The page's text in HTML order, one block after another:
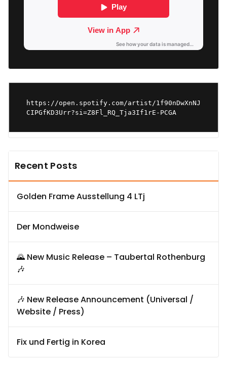
https://open.spotify.com/artist/1f90nDwXnNJ
CIPGfKD3Urr?si=Z8Fl_RQ_Tja3If1rE-PCGA
Recent Posts
Golden Frame Ausstellung 4 LTj
Der Mondweise
🌄 New Music Release – Taubertal Rothenburg
🎶
🎶 New Release Announcement (Universal /
Website / Press)
Fix und Fertig in Korea